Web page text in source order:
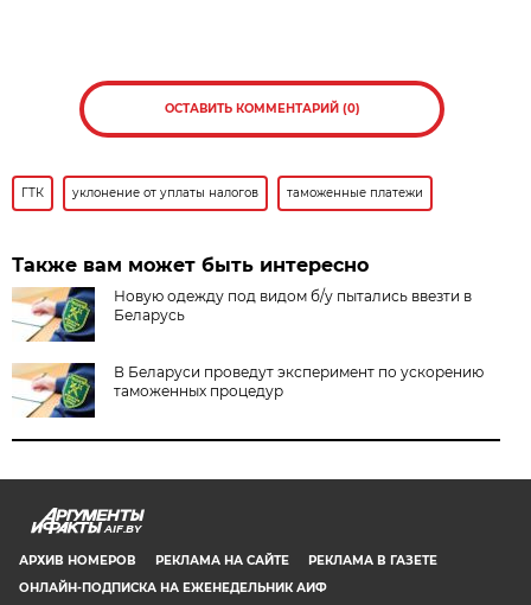
ОСТАВИТЬ КОММЕНТАРИЙ (0)
ГТК уклонение от уплаты налогов таможенные платежи
Также вам может быть интересно
Новую одежду под видом б/у пытались ввезти в
Беларусь
В Беларуси проведут эксперимент по ускорению
таможенных процедур
AIF.BY
АРХИВ НОМЕРОВ РЕКЛАМА НА САЙТЕ
РЕКЛАМА В ГАЗЕТЕ
ОНЛАЙН-ПОДПИСКА НА ЕЖЕНЕДЕЛЬНИК АИФ